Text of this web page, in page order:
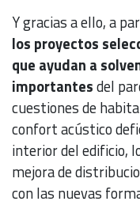
Y gracias a ello, a
los proyectos
que ayudan a
importantesdel
cuestiones de
confort acústico
interior del edificio,
mejora de
con las nuevas